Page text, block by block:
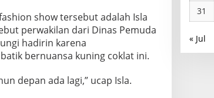
show tersebut adalah Isla
perwakilan dari Dinas Pemuda
hadirin karena
bernuansa kuning coklat ini.
depan ada lagi,” ucap Isla.
31
« Jul